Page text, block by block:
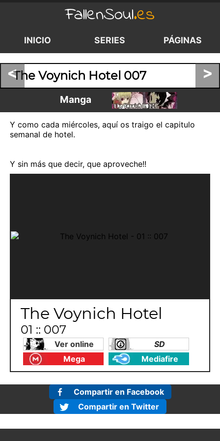
FallenSoul.es
INICIO SERIES PÁGINAS
< >
The Voynich Hotel 007
Manga
Y como cada miércoles, aquí os traigo el capitulo
semanal de hotel.
Y sin más que decir, que aproveche!!
The Voynich Hotel
01 :: 007
Ver online
SD
Mega
Mediafire
Compartir en Facebook
Compartir en Twitter